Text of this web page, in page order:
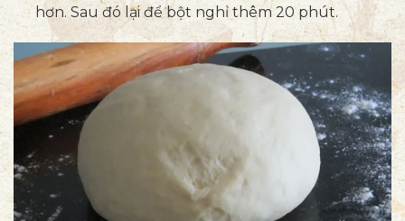
hơn. Sau đó lại để bột nghỉ thêm 20 phút.